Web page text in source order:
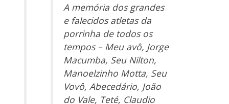
A memória dos grandes
e falecidos atletas da
porrinha de todos os
tempos – Meu avô, Jorge
Macumba, Seu Nilton,
Manoelzinho Motta, Seu
Vovô, Abecedário, João
do Vale, Teté, Claudio